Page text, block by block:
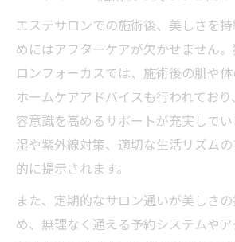
エステサロンでの施術後、美しさを
めにはアフターケアが欠かせません
ロンフォーカスでは、施術後の肌や
ホームケアアドバイスも行われてお
容意識を高めるサポートが充実して
湿や紫外線対策、適切な生活リズム
的に提示されます。
また、定期的なサロン通いが美しさ
め、無理なく通える予約システムや